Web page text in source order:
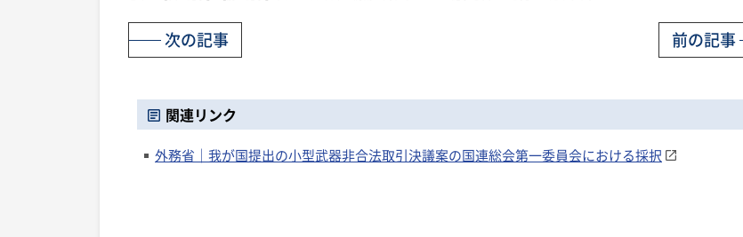
前の記事
次の記事
関連リンク
外務省｜我が国提出の小型武器非合法取引決議案の国連総会第一委員会における採択